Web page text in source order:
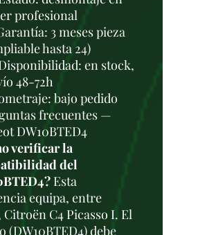
profesional
3 meses pieza
hasta 24)
en stock,
48-72h
bajo pedido
frecuentes —
DW10BTED4
verificar la
del
Esta
equipa, entre
C4 Picasso I. El
(DW10BTED4) debe